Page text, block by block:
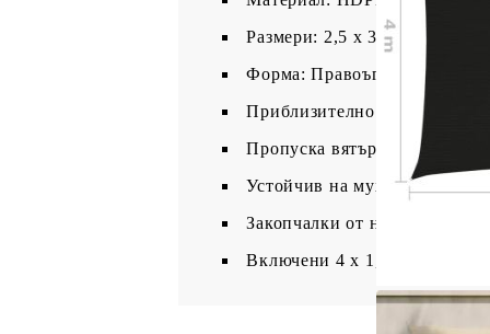
Размери: 2,5 x 3,5 м (Д x Ш)
Форма: Правоъгълна
Приблизително 90% UV
Пропуска вятър и дъжд
Устойчив на мухъл и UV,
Закопчалки от неръждаема
Включени 4 х 1,5 м PE